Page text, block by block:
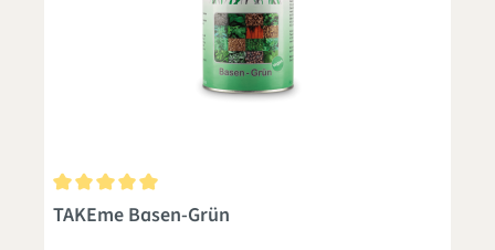
Durchschnittliche Bewertung von 5 von 5 Sternen
TAKEme Basen-Grün